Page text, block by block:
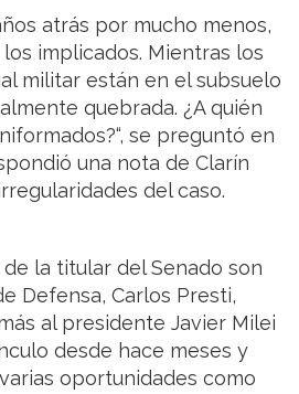
atrás por mucho menos,
implicados. Mientras los
militar están en el subsuelo
quebrada. ¿A quién
se preguntó en
una nota de Clarín
del caso.
la titular del Senado son
Defensa, Carlos Presti,
al presidente Javier Milei
desde hace meses y
oportunidades como